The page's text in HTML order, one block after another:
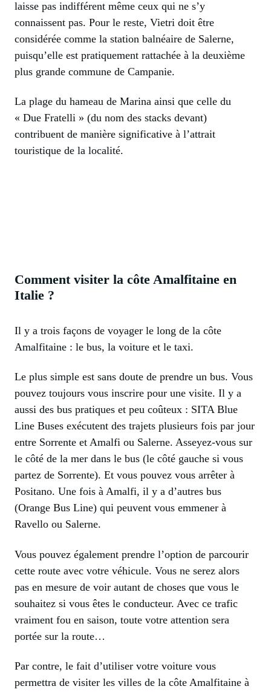
laisse pas indifférent même ceux qui ne s’y
connaissent pas. Pour le reste, Vietri doit être
considérée comme la station balnéaire de Salerne,
puisqu’elle est pratiquement rattachée à la deuxième
plus grande commune de Campanie.
La plage du hameau de Marina ainsi que celle du
« Due Fratelli » (du nom des stacks devant)
contribuent de manière significative à l’attrait
touristique de la localité.
Comment visiter la côte Amalfitaine en
Italie ?
Il y a trois façons de voyager le long de la côte
Amalfitaine : le bus, la voiture et le taxi.
Le plus simple est sans doute de prendre un bus. Vous
pouvez toujours vous inscrire pour une visite. Il y a
aussi des bus pratiques et peu coûteux : SITA Blue
Line Buses exécutent des trajets plusieurs fois par jour
entre Sorrente et Amalfi ou Salerne. Asseyez-vous sur
le côté de la mer dans le bus (le côté gauche si vous
partez de Sorrente). Et vous pouvez vous arrêter à
Positano. Une fois à Amalfi, il y a d’autres bus
(Orange Bus Line) qui peuvent vous emmener à
Ravello ou Salerne.
Vous pouvez également prendre l’option de parcourir
cette route avec votre véhicule. Vous ne serez alors
pas en mesure de voir autant de choses que vous le
souhaitez si vous êtes le conducteur. Avec ce trafic
vraiment fou en saison, toute votre attention sera
portée sur la route…
Par contre, le fait d’utiliser votre voiture vous
permettra de visiter les villes de la côte Amalfitaine à